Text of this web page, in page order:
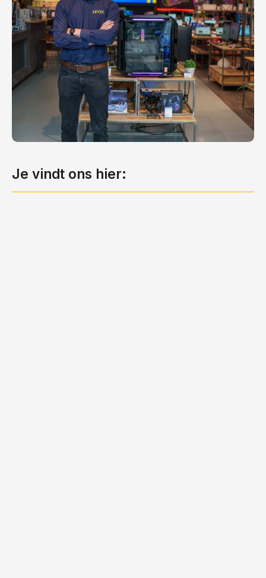
Je vindt ons hier: